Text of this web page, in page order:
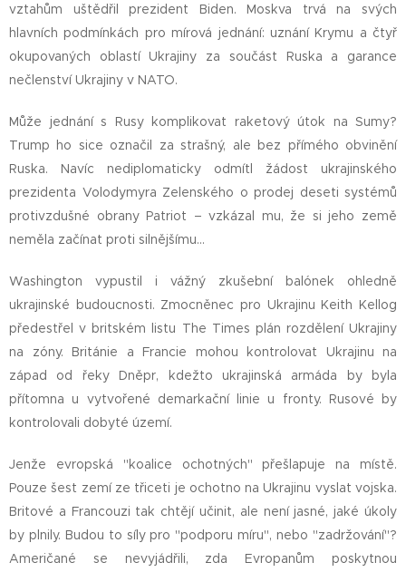
vztahům uštědřil prezident Biden. Moskva trvá na svých
hlavních podmínkách pro mírová jednání: uznání Krymu a čtyř
okupovaných oblastí Ukrajiny za součást Ruska a garance
nečlenství Ukrajiny v NATO.
Může jednání s Rusy komplikovat raketový útok na Sumy?
Trump ho sice označil za strašný, ale bez přímého obvinění
Ruska. Navíc nediplomaticky odmítl žádost ukrajinského
prezidenta Volodymyra Zelenského o prodej deseti systémů
protivzdušné obrany Patriot – vzkázal mu, že si jeho země
neměla začínat proti silnějšímu…
Washington vypustil i vážný zkušební balónek ohledně
ukrajinské budoucnosti. Zmocněnec pro Ukrajinu Keith Kellog
předestřel v britském listu The Times plán rozdělení Ukrajiny
na zóny. Británie a Francie mohou kontrolovat Ukrajinu na
západ od řeky Dněpr, kdežto ukrajinská armáda by byla
přítomna u vytvořené demarkační linie u fronty. Rusové by
kontrolovali dobyté území.
Jenže evropská "koalice ochotných" přešlapuje na místě.
Pouze šest zemí ze třiceti je ochotno na Ukrajinu vyslat vojska.
Britové a Francouzi tak chtějí učinit, ale není jasné, jaké úkoly
by plnily. Budou to síly pro "podporu míru", nebo "zadržování"?
Američané se nevyjádřili, zda Evropanům poskytnou